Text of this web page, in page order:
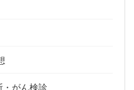
・がん検診